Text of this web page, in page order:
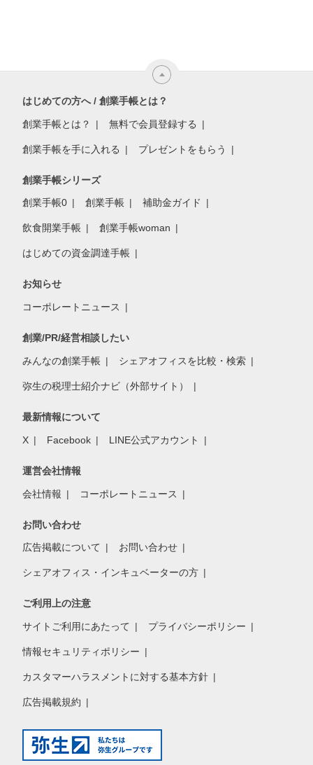
はじめての方へ / 創業手帳とは？
創業手帳とは？ 無料で会員登録する
創業手帳を手に入れる プレゼントをもらう
創業手帳シリーズ
創業手帳0 創業手帳 補助金ガイド
飲食開業手帳 創業手帳woman
はじめての資金調達手帳
お知らせ
コーポレートニュース
創業/PR/経営相談したい
みんなの創業手帳 シェアオフィスを比較・検索
弥生の税理士紹介ナビ（外部サイト）
最新情報について
X Facebook LINE公式アカウント
運営会社情報
会社情報 コーポレートニュース
お問い合わせ
広告掲載について お問い合わせ
シェアオフィス・インキュベーターの方
ご利用上の注意
サイトご利用にあたって プライバシーポリシー
情報セキュリティポリシー
カスタマーハラスメントに対する基本方針
広告掲載規約